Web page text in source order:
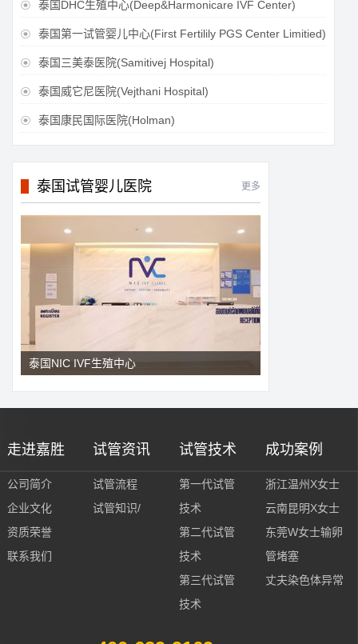
 泰国DHC生殖中心(Deep&Harmonicare IVF Center)
 泰国第一试管婴儿中心(First Fertilily PGS Center Limitied)
 泰国三美泰医院(Samitivej Hospital)
 泰国威它尼医院(Vejthani Hospital)
 泰国康民国际医院(Holman)
泰国试管婴儿医院 更多
泰国NIC IVF生殖中心
走进嘉胜
公司简介
企业文化
资质荣誉
联系我们
试管资讯
试管流程
试管知识/
试管技术
第一代试管
技术
第二代试管
技术
第三代试管
技术
成功案例
浙江温州X女士
云南昆明X女士
东莞W女士输卵
管堵塞
丈夫染色体异常